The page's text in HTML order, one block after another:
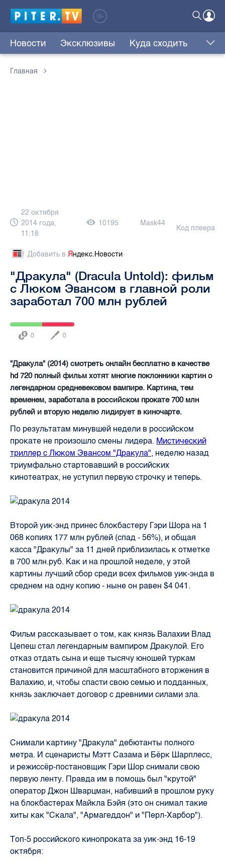
Новости Эксклюзивы Куда сходить
Главная
22 октября
2014 года,
11:18
10195 Mask44
Код плеера
Добавить в Яндекс.Новости
"Дракула" (Dracula Untold): фильм
с Люком Эвансом в главной роли
заработал 700 млн рублей
0 0
"Дракула" (2014) смотреть онлайн бесплатно в качестве
hd 720 полный фильм хотят многие поклонники картин о
легендарном средневековом вампире. Картина, тем
временем, заработала в российском прокате 700 млн
рублей и вторую неделю лидирует в киночарте.
По результатам минувшей недели в российском
прокате не произошло смены лидера. Мистический
триллер с Люком Эвансом "Дракула", неделю назад
триумфально стартовавший в российских
кинотеатрах, не уступил первую строчку и теперь.
Второй уик-энд принес блокбастеру Гэри Шора на 1
068 копиях 177 млн рублей (спад - 56%), и общая
касса "Дракулы" за 11 дней приблизилась к отметке
в 700 млн.руб. Как и на прошлой неделе, у этой
картины лучший сбор среди всех фильмов уик-энда в
среднем на одну копию - ныне он равен $4 041.
Фильм рассказывает о том, как князь Валахии Влад
Цепеш стал легендарным вампиром Дракулой. Его
отказ отдать сына и еще тысячу юношей туркам
становится причиной для масштабного вторжения в
Валахию, и, чтобы спасти свою семью и подданных,
князь заключает договор с древними силами зла.
Снимали картину "Дракула" дебютанты полного
метра. И сценаристы Мэтт Сазама и Бёрк Шарплесс,
и режиссёр-постановщик Гэри Шор снимали свою
первую ленту. Правда им в помощь был "крутой"
оператор Джон Шварцман, набивший в прошлом руку
на блокбастерах Майкла Бэйя (это он снимал такие
хиты как "Скала", "Армагеддон" и "Перл-Харбор").
Топ-5 российского кинопроката за уик-энд 16-19
октября: